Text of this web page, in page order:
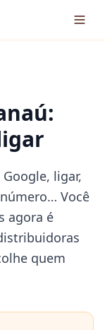
ligar,
Você
agora é
quem